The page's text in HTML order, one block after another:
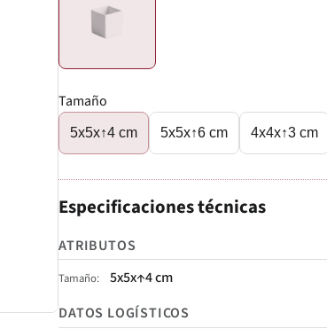
Tamaño
5x5x↑4 cm 5x5x↑6 cm 4x4x↑3 cm
Especificaciones técnicas
ATRIBUTOS
Tamaño
5x5x↑4 cm
DATOS LOGÍSTICOS